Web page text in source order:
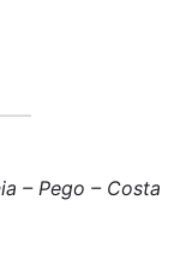
– Pego – Costa